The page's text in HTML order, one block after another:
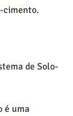
cimento.
de Solo-
é uma